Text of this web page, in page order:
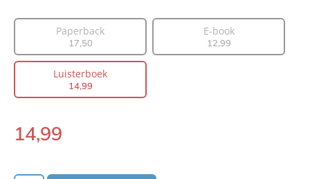
Auteur(s):
Suzanne Vermeer
Prijs:
14,99
Verschijningsdatum:
Paperback
17,50
E-book
12,99
Luisterboek
14,99
Luisterboek:
14,99